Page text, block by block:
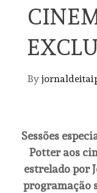
By
Sessões
Potter aos
estrelado por
programação